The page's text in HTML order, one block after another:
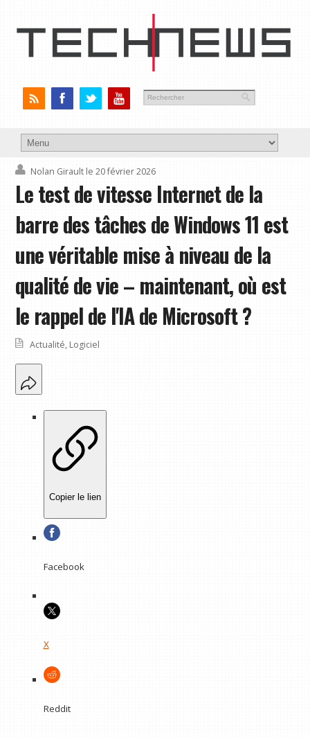
Nolan Girault le 20 février 2026
Le test de vitesse Internet de la
barre des tâches de Windows 11 est
une véritable mise à niveau de la
qualité de vie – maintenant, où est
le rappel de l'IA de Microsoft ?
Actualité, Logiciel
Copier le lien
Facebook
X
Reddit